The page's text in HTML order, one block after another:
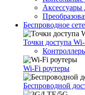
Аксессуары
Беспроводное
Точки доступа
Wi-Fi роутеры
Беспроводной